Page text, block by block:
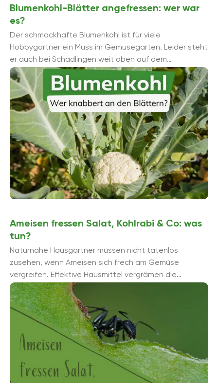
Blumenkohl-Blätter angefressen: wer war
es?
Der schmackhafte Blumenkohl ist für viele
Hobbygärtner ein Muss im Gemüsegarten. Leider steht
er auch bei Schädlingen weit oben auf dem
Speiseplan und Blumenkohl-Blätter werden ...
Ameisen fressen Salat, Kohlrabi & Co: was
tun?
Naturnahe Hausgärtner müssen nicht tatenlos
zusehen, wenn Ameisen sich frech am Gemüse
vergreifen. Effektive Hausmittel vergrämen die
ungebetenen Gäste auf Nimmerwiedersehen.
Erkunden Sie hier 5 ungiftige ...